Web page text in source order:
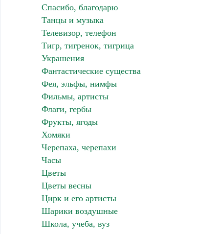
Спасибо, благодарю
Танцы и музыка
Телевизор, телефон
Тигр, тигренок, тигрица
Украшения
Фантастические существа
Фея, эльфы, нимфы
Фильмы, артисты
Флаги, гербы
Фрукты, ягоды
Хомяки
Черепаха, черепахи
Часы
Цветы
Цветы весны
Цирк и его артисты
Шарики воздушные
Школа, учеба, вуз